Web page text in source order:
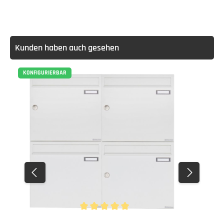
Kunden haben auch gesehen
KONFIGURIERBAR